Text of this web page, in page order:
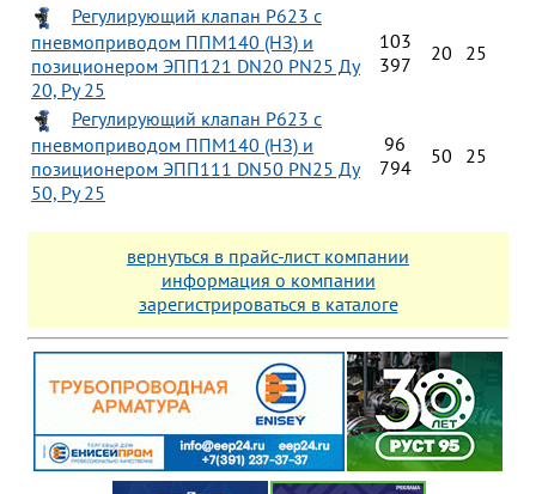
Регулирующий клапан Р623 с
пневмоприводом ППМ140 (НЗ) и
позиционером ЭПП121 DN20 PN25 Ду
20, Ру 25
103
397
20 25
Регулирующий клапан Р623 с
пневмоприводом ППМ140 (НЗ) и
позиционером ЭПП111 DN50 PN25 Ду
50, Ру 25
96
794
50 25
вернуться в прайс-лист компании
информация о компании
зарегистрироваться в каталоге